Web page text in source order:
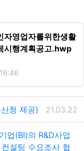
영업자를위한생활
시행계획공고.hwp
청 제공) 21.03.22
업(BI)의 R&D사업
설팅 수요조사 협